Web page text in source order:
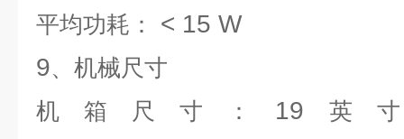
平均功耗：
< 15 W
9、机械尺寸
机箱尺寸： 19 英